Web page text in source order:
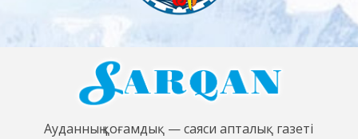
Ауданның қоғамдық — саяси апталық газеті